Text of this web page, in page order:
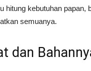
hitung kebutuhan papan,
semuanya.
dan